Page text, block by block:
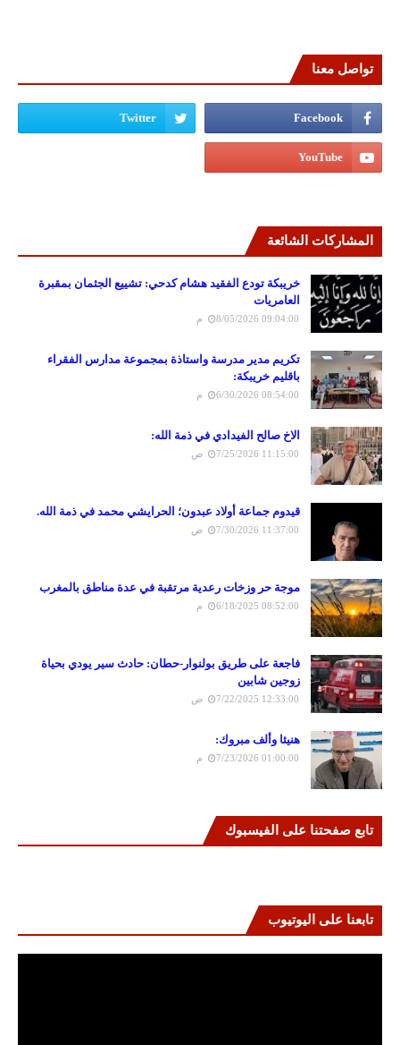
تواصل معنا
المشاركات الشائعة
خريبكة تودع الفقيد هشام كدحي: تشييع الجثمان بمقبرة
العامريات
8/05/2026 09:04:00 م
تكريم مدير مدرسة واستاذة بمجموعة مدارس الفقراء
باقليم خريبكة:
6/30/2026 08:54:00 م
الاخ صالح الفيدادي في ذمة الله:
7/25/2026 11:15:00 ص
قيدوم جماعة أولاد عبدون؛ الحرايشي محمد في ذمة الله.
7/30/2026 11:37:00 ص
موجة حر وزخات رعدية مرتقبة في عدة مناطق بالمغرب
6/18/2025 08:52:00 م
فاجعة على طريق بولنوار-حطان: حادث سير يودي بحياة
زوجين شابين
7/22/2025 12:33:00 ص
هنيئا وألف مبروك:
7/23/2026 01:00:00 م
تابع صفحتنا على الفيسبوك
تابعنا على اليوتيوب